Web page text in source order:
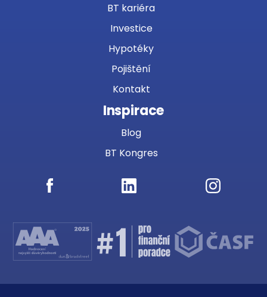
BT kariéra
Investice
Hypotéky
Pojištění
Kontakt
Inspirace
Blog
BT Kongres